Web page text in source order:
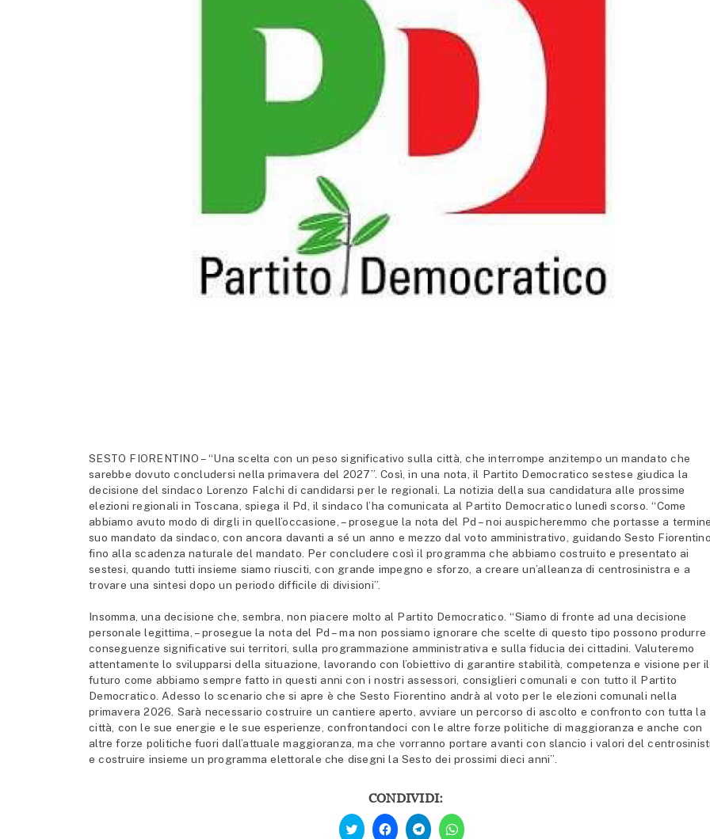
SESTO FIORENTINO – “Una scelta con un peso significativo sulla città, che interrompe anzitempo un mandato che
sarebbe dovuto concludersi nella primavera del 2027”. Così, in una nota, il Partito Democratico sestese giudica la
decisione del sindaco Lorenzo Falchi di candidarsi per le regionali. La notizia della sua candidatura alle prossime
elezioni regionali in Toscana, spiega il Pd, il sindaco l’ha comunicata al Partito Democratico lunedì scorso. “Come
abbiamo avuto modo di dirgli in quell’occasione, – prosegue la nota del Pd – noi auspicheremmo che portasse a
suo mandato da sindaco, con ancora davanti a sé un anno e mezzo dal voto amministrativo, guidando Sesto
fino alla scadenza naturale del mandato. Per concludere così il programma che abbiamo costruito e presentato ai
sestesi, quando tutti insieme siamo riusciti, con grande impegno e sforzo, a creare un’alleanza di centrosinistra e a
trovare una sintesi dopo un periodo difficile di divisioni”.
Insomma, una decisione che, sembra, non piacere molto al Partito Democratico. “Siamo di fronte ad una decisione
personale legittima, – prosegue la nota del Pd – ma non possiamo ignorare che scelte di questo tipo possono produrre
conseguenze significative sui territori, sulla programmazione amministrativa e sulla fiducia dei cittadini. Valuteremo
attentamente lo svilupparsi della situazione, lavorando con l’obiettivo di garantire stabilità, competenza e visione per il
futuro come abbiamo sempre fatto in questi anni con i nostri assessori, consiglieri comunali e con tutto il Partito
Democratico. Adesso lo scenario che si apre è che Sesto Fiorentino andrà al voto per le elezioni comunali nella
primavera 2026. Sarà necessario costruire un cantiere aperto, avviare un percorso di ascolto e confronto con tutta la
città, con le sue energie e le sue esperienze, confrontandoci con le altre forze politiche di maggioranza e anche con
altre forze politiche fuori dall’attuale maggioranza, ma che vorranno portare avanti con slancio i valori del
e costruire insieme un programma elettorale che disegni la Sesto dei prossimi dieci anni”.
CONDIVIDI:
Fai
clic
Fai
clic
Fai
clic
Fai
clic